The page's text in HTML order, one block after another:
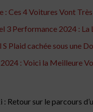
: Ces 4 Voitures Vont
3 Performance 2024 : La
Plaid cachée sous une
: Voici la Meilleure
: Retour sur le parcours